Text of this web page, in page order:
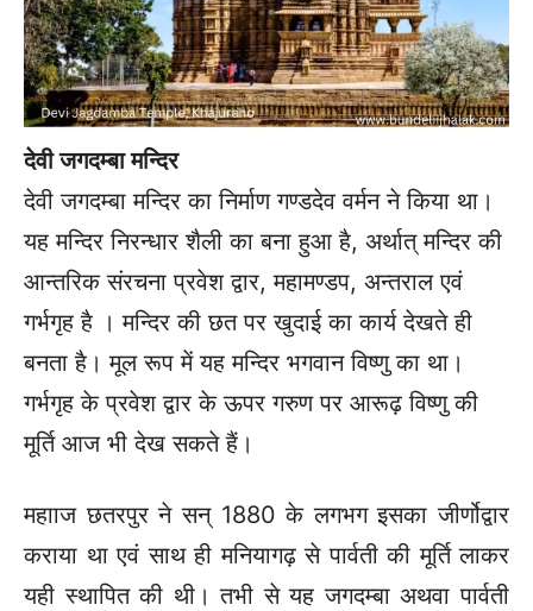
देवी जगदम्बा मन्दिर
देवी जगदम्बा मन्दिर का निर्माण गण्डदेव वर्मन ने किया था।
यह मन्दिर निरन्धार शैली का बना हुआ है, अर्थात् मन्दिर की
आन्तरिक संरचना प्रवेश द्वार, महामण्डप, अन्तराल एवं
गर्भगृह है । मन्दिर की छत पर खुदाई का कार्य देखते ही
बनता है। मूल रूप में यह मन्दिर भगवान विष्णु का था।
गर्भगृह के प्रवेश द्वार के ऊपर गरुण पर आरूढ़ विष्णु की
मूर्ति आज भी देख सकते हैं।
महााज छतरपुर ने सन् 1880 के लगभग इसका जीर्णोद्वार
कराया था एवं साथ ही मनियागढ़ से पार्वती की मूर्तिलाकर
यही स्थापित की थी।तभी से यह जगदम्बा अथवा पार्वती